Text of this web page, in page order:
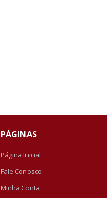
PÁGINAS
Página Inicial
Fale Conosco
Minha Conta